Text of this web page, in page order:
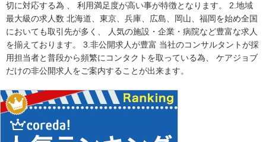
切に対応する為 、 利用満足度が高い事が特徴となります。 2.地域
最大級の求人数 北海道、東京、兵庫、広島、岡山、福岡を始め全国
においても取引先が多く、 人気の施設・企業・病院など豊富な求人
を揃えております。 3.非公開求人が豊富 当社のコンサルタントが採
用担当者と普段から頻繁にコンタクトを取っている為、 ケアジョブ
だけの非公開求人をご案内することが出来ます。